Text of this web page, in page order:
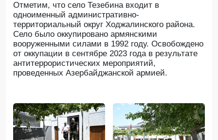
Отметим, что село Тезебина входит в
одноименный административно-
территориальный округ Ходжалинского района.
Село было оккупировано армянскими
вооруженными силами в 1992 году. Освобождено
от оккупации в сентябре 2023 года в результате
антитеррористических мероприятий,
проведенных Азербайджанской армией.